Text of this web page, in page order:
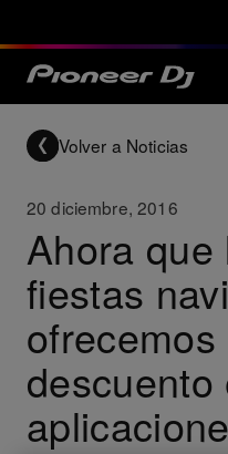
Volver a Noticias
20 diciembre, 2016
Ahora
fiestas
ofrecemos